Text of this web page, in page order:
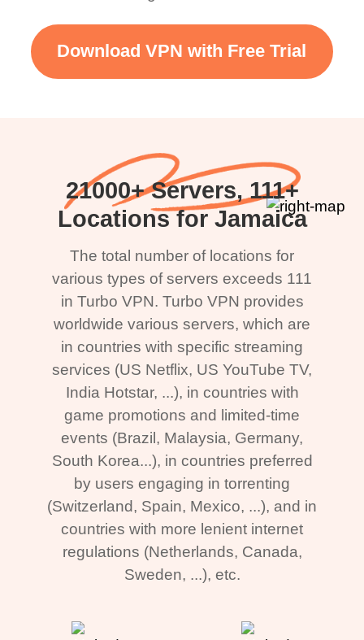
Download VPN with Free Trial
21000+ Servers, 111+
Locations for Jamaica
The total number of locations for
various types of servers exceeds 111
in Turbo VPN. Turbo VPN provides
worldwide various servers, which are
in countries with specific streaming
services (US Netflix, US YouTube TV,
India Hotstar, ...), in countries with
game promotions and limited-time
events (Brazil, Malaysia, Germany,
South Korea...), in countries preferred
by users engaging in torrenting
(Switzerland, Spain, Mexico, ...), and in
countries with more lenient internet
regulations (Netherlands, Canada,
Sweden, ...), etc.